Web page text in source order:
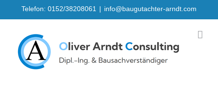
to
content
Telefon: 0152/38208061 | info@baugutachter-arndt.com